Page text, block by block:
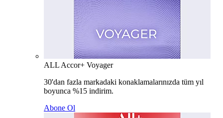
ALL Accor+ Voyager
30'dan fazla markadaki konaklamalarınızda tüm yıl
boyunca %15 indirim.
Abone Ol